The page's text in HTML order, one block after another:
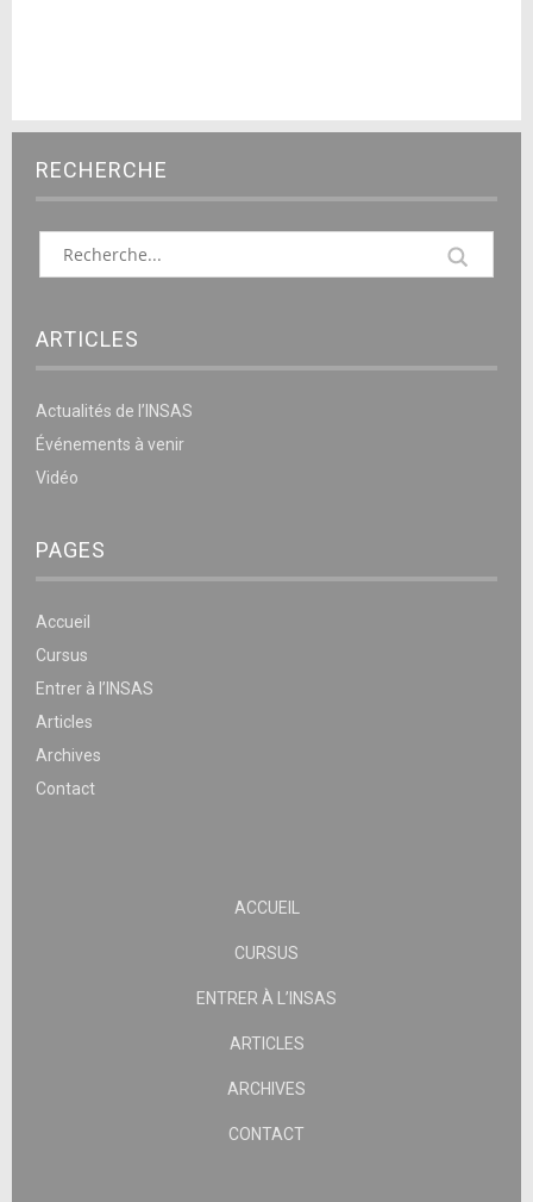
RECHERCHE
ARTICLES
Actualités de l’INSAS
Événements à venir
Vidéo
PAGES
Accueil
Cursus
Entrer à l’INSAS
Articles
Archives
Contact
ACCUEIL
CURSUS
ENTRER À L’INSAS
ARTICLES
ARCHIVES
CONTACT